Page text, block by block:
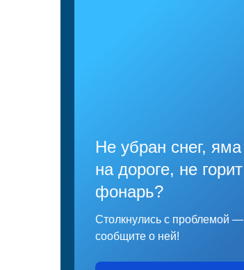
Не убран снег, яма
на дороге, не горит
фонарь?
Столкнулись с проблемой —
сообщите о ней!